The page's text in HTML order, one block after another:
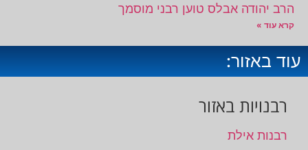
הרב יהודה אבלס טוען רבני מוסמך
קרא עוד »
עוד באזור:
רבנויות באזור
רבנות אילת